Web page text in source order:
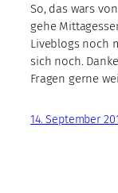
So, das wars
gehe
Liveblogs noch
sich noch.
Fragen gerne
14. September